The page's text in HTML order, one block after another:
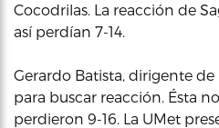
Cocodrilas. La reacción de
así perdían 7-14.
Gerardo Batista, dirigente de
para buscar reacción. Ésta
perdieron 9-16. La UMet